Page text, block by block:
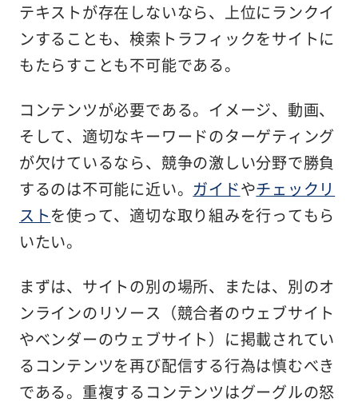
テキストが存在しないなら、上位にランクイ
ンすることも、検索トラフィックをサイトに
もたらすことも不可能である。
コンテンツが必要である。イメージ、動画、
そして、適切なキーワードのターゲティング
が欠けているなら、競争の激しい分野で勝負
するのは不可能に近い。 ガイドやチェックリ
ストを使って、適切な取り組みを行ってもら
いたい。
まずは、サイトの別の場所、または、別のオ
ンラインのリソース（競合者のウェブサイト
やベンダーのウェブサイト）に掲載されてい
るコンテンツを再び配信する行為は慎むべき
である。重複するコンテンツはグーグルの怒